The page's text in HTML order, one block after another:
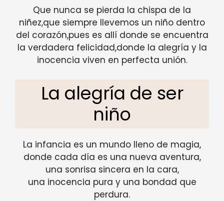
Que nunca se pierda la chispa de la
niñez,que siempre llevemos un niño dentro
del corazón,pues es allí donde se encuentra
la verdadera felicidad,donde la alegría y la
inocencia viven en perfecta unión.
La alegría de ser
niño
La infancia es un mundo lleno de magia,
donde cada día es una nueva aventura,
una sonrisa sincera en la cara,
una inocencia pura y una bondad que
perdura.